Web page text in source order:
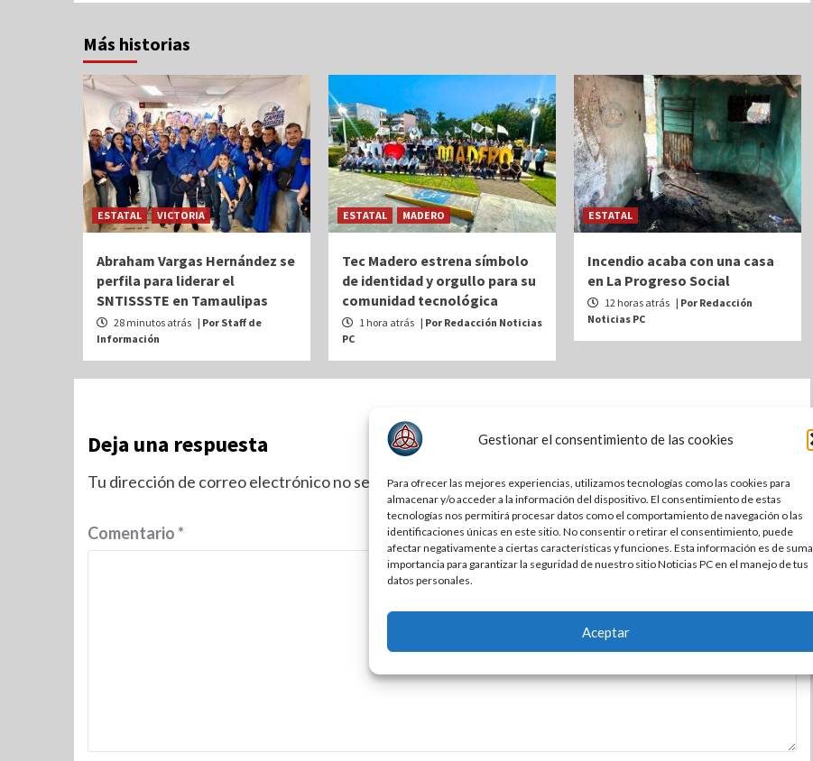
Gestionar el consentimiento de las cookies
Para ofrecer las mejores experiencias, utilizamos tecnologías como las cookies para
almacenar y/o acceder a la información del dispositivo. El consentimiento de estas
tecnologías nos permitirá procesar datos como el comportamiento de navegación o las
identificaciones únicas en este sitio. No consentir o retirar el consentimiento, puede
afectar negativamente a ciertas características y funciones. Esta información es de suma
importancia para garantizar la seguridad de nuestro sitio Noticias PC en el manejo de tus
datos personales.
Aceptar
Más historias
ESTATAL VICTORIA
Abraham Vargas Hernández se
perfila para liderar el
SNTISSSTE en Tamaulipas
28 minutos atrás | Por Staff de
Información
ESTATAL MADERO
Tec Madero estrena símbolo
de identidad y orgullo para su
comunidad tecnológica
1 hora atrás | Por Redacción Noticias
PC
ESTATAL
Incendio acaba con una casa
en La Progreso Social
12 horas atrás | Por Redacción
Noticias PC
Deja una respuesta
Tu dirección de correo electrónico no será publicada. Los campos obligatorios están marcados con*
Comentario*